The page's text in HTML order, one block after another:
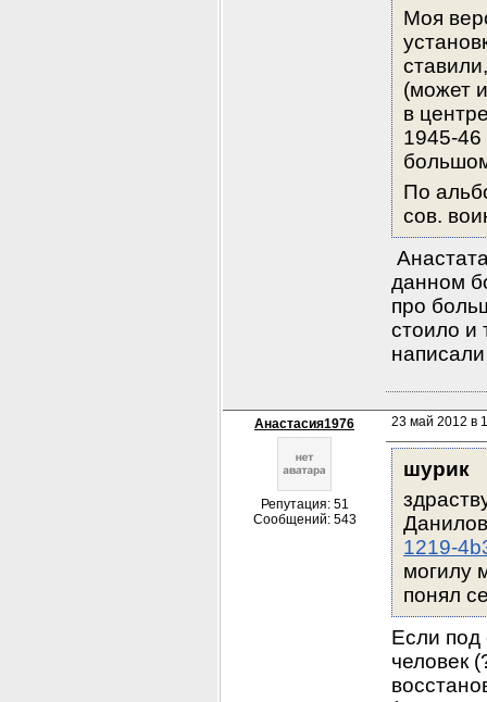
Моя
(может
в
1945-
По
сов.
данном
про
стоило и
Анастасия1976
Репутация: 51
Сообщений: 543
23 май 2012 в
шурик
1219-
могилу
понял
Если под
человек